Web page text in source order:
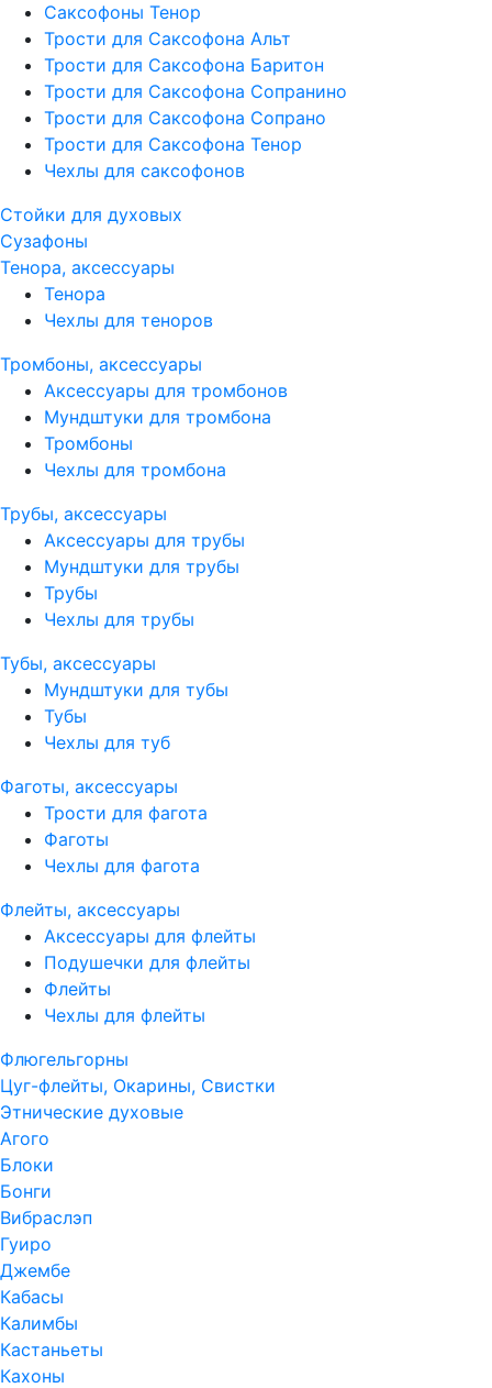
Саксофоны Тенор
Трости для Саксофона Альт
Трости для Саксофона Баритон
Трости для Саксофона Сопранино
Трости для Саксофона Сопрано
Трости для Саксофона Тенор
Чехлы для саксофонов
Стойки для духовых
Сузафоны
Тенора, аксессуары
Тенора
Чехлы для теноров
Тромбоны, аксессуары
Аксессуары для тромбонов
Мундштуки для тромбона
Тромбоны
Чехлы для тромбона
Трубы, аксессуары
Аксессуары для трубы
Мундштуки для трубы
Трубы
Чехлы для трубы
Тубы, аксессуары
Мундштуки для тубы
Тубы
Чехлы для туб
Фаготы, аксессуары
Трости для фагота
Фаготы
Чехлы для фагота
Флейты, аксессуары
Аксессуары для флейты
Подушечки для флейты
Флейты
Чехлы для флейты
Флюгельгорны
Цуг-флейты, Окарины, Свистки
Этнические духовые
Агого
Блоки
Бонги
Вибраслэп
Гуиро
Джембе
Кабасы
Калимбы
Кастаньеты
Кахоны